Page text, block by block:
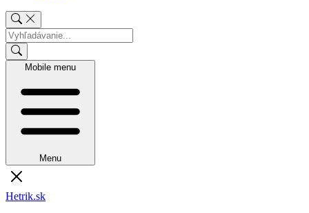
Mobile menu
Menu
Hetrik.sk